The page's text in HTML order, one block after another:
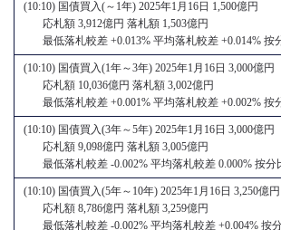
(10:10) 国債買入(～1年) 2025年1月16日 1,500億円
応札額 3,912億円 落札額 1,503億円
最低落札較差 +0.013% 平均落札較差 +0.014% 按
(10:10) 国債買入(1年～3年) 2025年1月16日 3,000億円
応札額 10,036億円 落札額 3,002億円
最低落札較差 +0.001% 平均落札較差 +0.002% 按
(10:10) 国債買入(3年～5年) 2025年1月16日 3,000億円
応札額 9,098億円 落札額 3,005億円
最低落札較差 -0.002% 平均落札較差 0.000% 按分
(10:10) 国債買入(5年～10年) 2025年1月16日 3,250億円
応札額 8,786億円 落札額 3,259億円
最低落札較差 -0.002% 平均落札較差 +0.004% 按